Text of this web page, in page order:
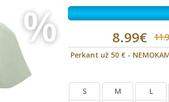
% 8.99€
Perkant už 50 € -
S M L